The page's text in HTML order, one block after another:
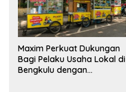
Maxim Perkuat Dukungan
Bagi Pelaku Usaha Lokal di
Bengkulu dengan